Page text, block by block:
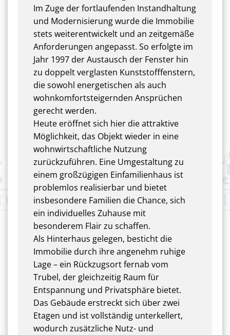
Im Zuge der fortlaufenden Instandhaltung
und Modernisierung wurde die Immobilie
stets weiterentwickelt und an zeitgemäße
Anforderungen angepasst. So erfolgte im
Jahr 1997 der Austausch der Fenster hin
zu doppelt verglasten Kunststofffenstern,
die sowohl energetischen als auch
wohnkomfortsteigernden Ansprüchen
gerecht werden.
Heute eröffnet sich hier die attraktive
Möglichkeit, das Objekt wieder in eine
wohnwirtschaftliche Nutzung
zurückzuführen. Eine Umgestaltung zu
einem großzügigen Einfamilienhaus ist
problemlos realisierbar und bietet
insbesondere Familien die Chance, sich
ein individuelles Zuhause mit
besonderem Flair zu schaffen.
Als Hinterhaus gelegen, besticht die
Immobilie durch ihre angenehm ruhige
Lage – ein Rückzugsort fernab vom
Trubel, der gleichzeitig Raum für
Entspannung und Privatsphäre bietet.
Das Gebäude erstreckt sich über zwei
Etagen und ist vollständig unterkellert,
wodurch zusätzliche Nutz- und